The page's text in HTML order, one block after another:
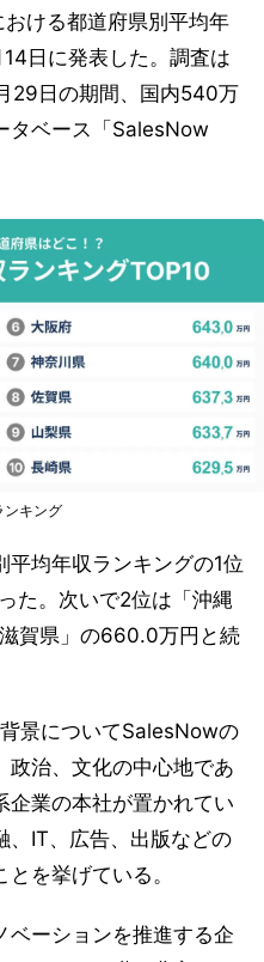
ける都道府県別平均年
日に発表した。調査は
29日の期間、国内540万
タベース「SalesNow
ンキング
均年収ランキングの1位
た。次いで2位は「沖縄
賀県」の660.0万円と続
景についてSalesNowの
政治、文化の中心地であ
企業の本社が置かれてい
、IT、広告、出版などの
を挙げている。
ベーションを推進する企